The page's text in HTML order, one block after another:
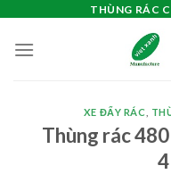
content
THÙNG RÁC
XE ĐẨY RÁC
Thùng rác